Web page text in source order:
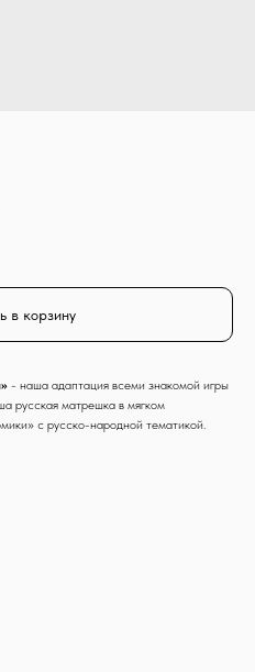
в корзину
- наша адаптация всеми знакомой игры
русская матрешка в мягком
с русско-народной тематикой.